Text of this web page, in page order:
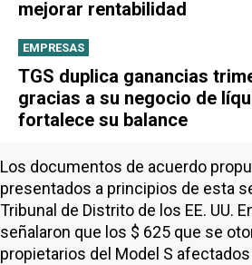
mejorar rentabilidad
EMPRESAS
TGS duplica ganancias
gracias a su negocio de
fortalece su balance
Los documentos de acuerdo
presentados a principios de esta
Tribunal de Distrito de los EE. UU.
señalaron que los $ 625 que se
propietarios del Model S